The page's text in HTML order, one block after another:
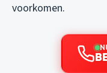
voorkomen.